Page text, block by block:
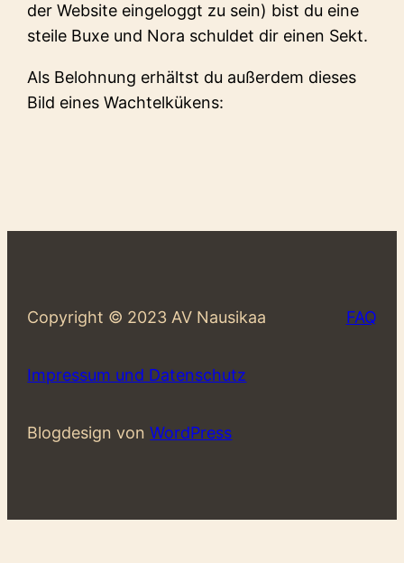
der Website eingeloggt zu sein) bist du eine
steile Buxe und Nora schuldet dir einen Sekt.
Als Belohnung erhältst du außerdem dieses
Bild eines Wachtelkükens:
Copyright © 2023 AV Nausikaa FAQ
Impressum und Datenschutz
Blogdesign vonWordPress